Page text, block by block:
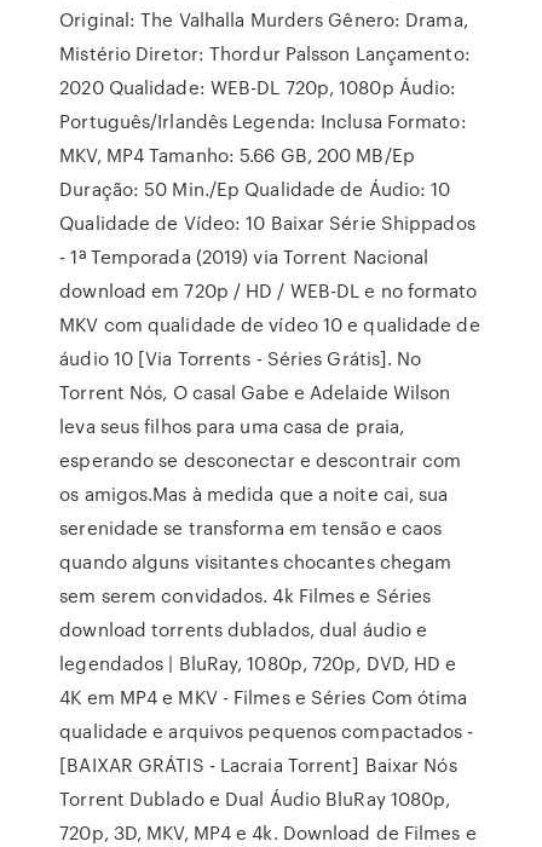
Original: The Valhalla Murders Gênero: Drama,
Mistério Diretor: Thordur Palsson Lançamento:
2020 Qualidade: WEB-DL 720p, 1080p Áudio:
Português/Irlandês Legenda: Inclusa Formato:
MKV, MP4 Tamanho: 5.66 GB, 200 MB/Ep
Duração: 50 Min./Ep Qualidade de Áudio: 10
Qualidade de Vídeo: 10 Baixar Série Shippados
- 1ª Temporada (2019) via Torrent Nacional
download em 720p / HD / WEB-DL e no formato
MKV com qualidade de vídeo 10 e qualidade de
áudio 10 [Via Torrents - Séries Grátis]. No
Torrent Nós, O casal Gabe e Adelaide Wilson
leva seus filhos para uma casa de praia,
esperando se desconectar e descontrair com
os amigos.Mas à medida que a noite cai, sua
serenidade se transforma em tensão e caos
quando alguns visitantes chocantes chegam
sem serem convidados. 4k Filmes e Séries
download torrents dublados, dual áudio e
legendados | BluRay, 1080p, 720p, DVD, HD e
4K em MP4 e MKV - Filmes e Séries Com ótima
qualidade e arquivos pequenos compactados -
[BAIXAR GRÁTIS - Lacraia Torrent] Baixar Nós
Torrent Dublado e Dual Áudio BluRay 1080p,
720p, 3D, MKV, MP4 e 4k. Download de Filmes e